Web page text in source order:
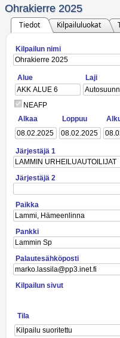
Ohrakierre 2025
Tiedot Kilpailuluokat
Kilpailun nimi
Alue Laji
NEAFP
Alkaa
Loppuu
Järjestäjä 1
Järjestäjä 2
Paikka
Pankki
Palautesähköposti
Kilpailun sivut
Tila